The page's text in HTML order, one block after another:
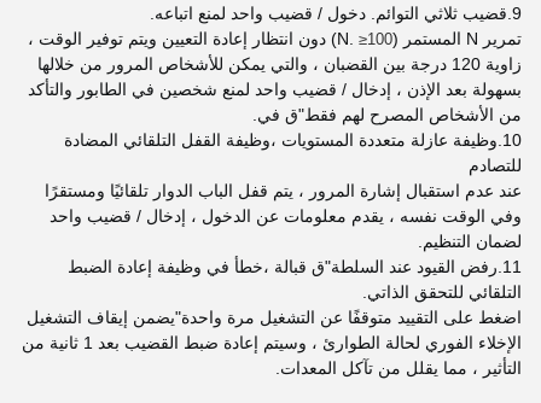
9. قضيب ثلاثي التوائم. دخول / قضيب واحد لمنع اتباعه.
تمرير N المستمر (N.
≥100
) دون انتظار إعادة التعيين ويتم توفير الوقت ،
زاوية 120 درجة بين القضبان ، والتي يمكن للأشخاص المرور من خلالها
بسهولة بعد الإذن ، إدخال / قضيب واحد لمنع شخصين في الطابور والتأكد
من الأشخاص المصرح لهم فقط"ق في.
10. وظيفة عازلة متعددة المستويات ،وظيفة القفل التلقائي المضادة
للتصادم
عند عدم استقبال إشارة المرور ، يتم قفل الباب الدوار تلقائيًا ومستقرًا
وفي الوقت نفسه ، يقدم معلومات عن الدخول ، إدخال / قضيب واحد
لضمان التنظيم.
11. رفض القيود عند السلطة"ق قبالة ،خطأ في وظيفة إعادة الضبط
التلقائي للتحقق الذاتي.
اضغط على التقييد متوقفًا عن التشغيل مرة واحدة"يضمن إيقاف التشغيل
الإخلاء الفوري لحالة الطوارئ ، وسيتم إعادة ضبط القضيب بعد 1 ثانية من
التأثير ، مما يقلل من تآكل المعدات.